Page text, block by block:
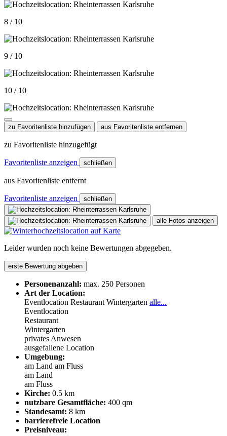
8 / 10
9 / 10
10 / 10
zu Favoritenliste hinzufügen aus Favoritenliste entfernen
zu Favoritenliste hinzugefügt
Favoritenliste anzeigen schließen
aus Favoritenliste entfernt
Favoritenliste anzeigen schließen
alle Fotos anzeigen
Leider wurden noch keine Bewertungen abgegeben.
erste Bewertung abgeben
Personenanzahl: max. 250 Personen
Art der Location:
Eventlocation Restaurant Wintergarten alle...
Eventlocation
Restaurant
Wintergarten
privates Anwesen
ausgefallene Location
Umgebung:
am Land am Fluss
am Land
am Fluss
Kirche: 0.5 km
nutzbare Gesamtfläche: 400 qm
Standesamt: 8 km
barrierefreie Location
Preisniveau: